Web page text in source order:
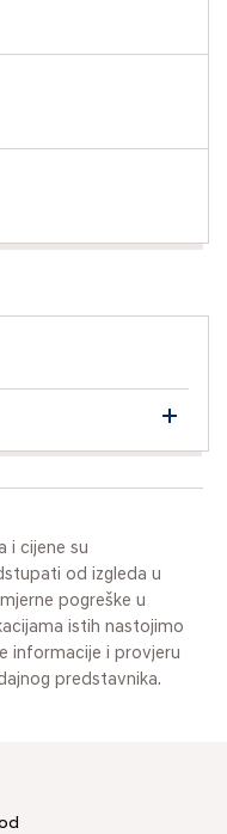
i cijene su
od izgleda u
pogreške u
istih nastojimo
informacije i provjeru
predstavnika.